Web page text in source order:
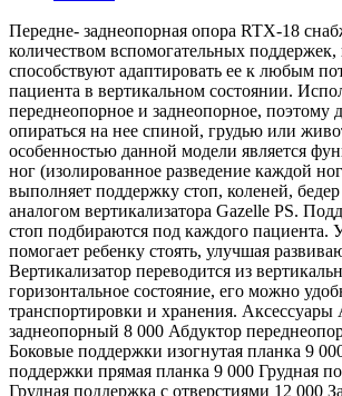
Передне- заднеопорная опора RTX-18
количеством вспомогательных поддержек,
способствуют адаптировать ее к любым
пациента в вертикальном состоянии.
переднеопорное и заднеопорное, поэтому
опираться на нее спиной, грудью или
особенностью данной модели является
ног (изолированное разведение каждой
выполняет поддержку стоп, коленей, бедер
аналогом вертикализатора Gazelle PS.
стоп подбираются под каждого пациента.
помогает ребенку стоять, улучшая
Вертикализатор переводится из
горизонтальное состояние, его можно
транспортировки и хранения. Аксессуары
заднеопорный 8 000 Абдуктор
Боковые поддержки изогнутая планка 9
поддержки прямая планка 9 000 Грудная
Грудная поддержка с отверстиями 12 000